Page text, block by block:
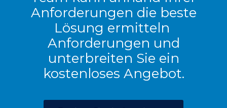
Anforderungen die beste
Lösung ermitteln
Anforderungen und
unterbreiten Sie ein
kostenloses Angebot.